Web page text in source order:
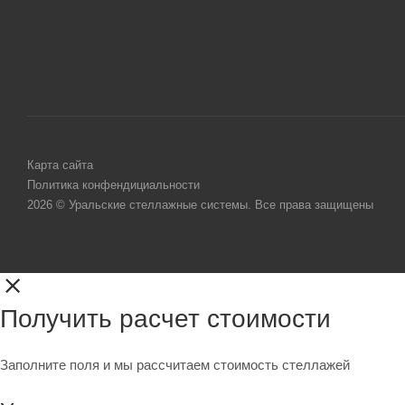
Карта сайта
Политика конфендициальности
2026 © Уральские стеллажные системы. Все права защищены
Получить расчет стоимости
Заполните поля и мы рассчитаем стоимость стеллажей